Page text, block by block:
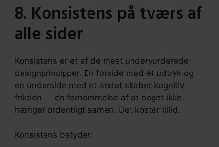
8. Konsistens på tværs af
alle sider
Konsistens er et af de mest undervurderede
designprincipper. En forside med ét udtryk og
en underside med et andet skaber kognitiv
friktion — en fornemmelse af at noget ikke
hænger ordentligt samen. Det koster tillid.
Konsistens betyder: